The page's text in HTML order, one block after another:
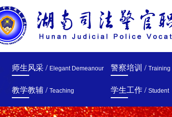
师生风采 / Elegant Demeanour 警察培训 / Training
教学教辅 / Teaching 学生工作 / Student